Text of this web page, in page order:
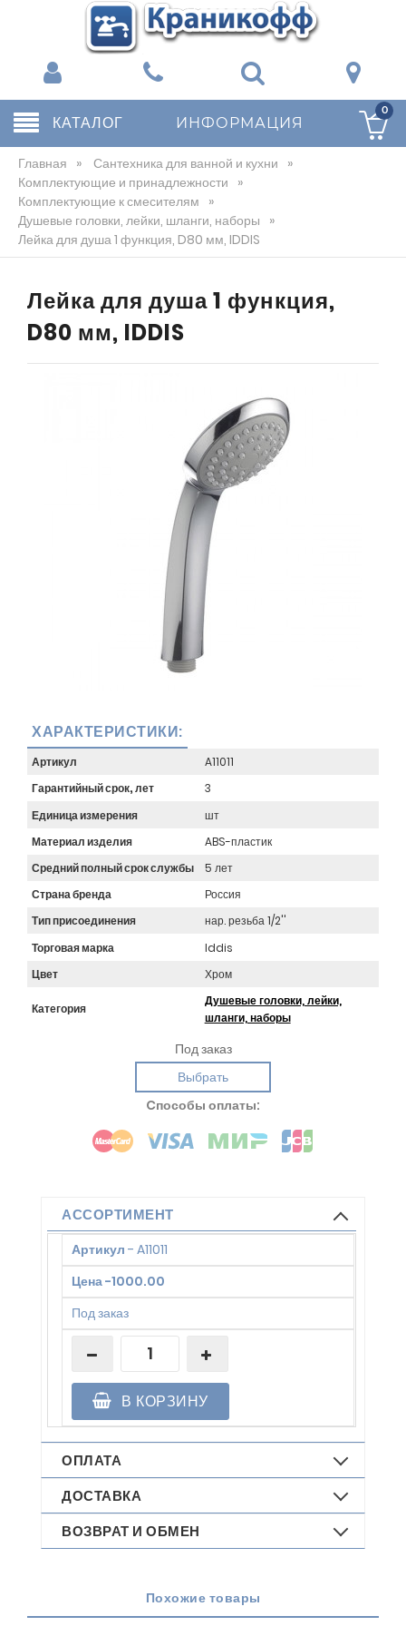
КАТАЛОГ ИНФОРМАЦИЯ
0
Главная » Сантехника для ванной и кухни »
Комплектующие и принадлежности »
Комплектующие к смесителям »
Душевые головки, лейки, шланги, наборы »
Лейка для душа 1 функция, D80 мм, IDDIS
Лейка для душа 1 функция,
D80 мм, IDDIS
ХАРАКТЕРИСТИКИ:
Артикул
A11011
Гарантийный срок, лет
3
Единица измерения
шт
Материал изделия
ABS-пластик
Средний полный срок службы
5 лет
Страна бренда
Россия
Тип присоединения
нар. резьба 1/2''
Торговая марка
Iddis
Цвет
Хром
Категория
Душевые головки, лейки,
шланги, наборы
Под заказ
Выбрать
Cпособы оплаты:
АССОРТИМЕНТ
Артикул - A11011
Цена-1000.00
Под заказ
В КОРЗИНУ
ОПЛАТА
ДОСТАВКА
ВОЗВРАТ И ОБМЕН
Похожие товары